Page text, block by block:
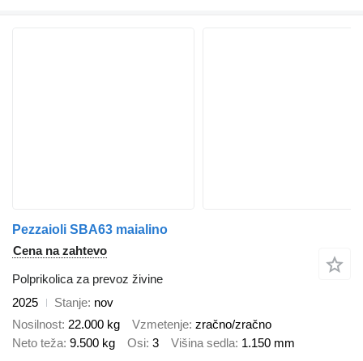
Pezzaioli SBA63 maialino
Cena na zahtevo
Polprikolica za prevoz živine
2025
Stanje nov
Nosilnost 22.000 kg Vzmetenje zračno/zračno
Neto teža 9.500 kg Osi 3 Višina sedla 1.150 mm